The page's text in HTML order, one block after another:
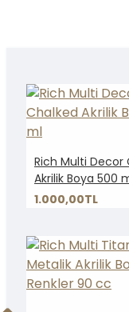
Rich Multi Decor
Akrilik Boya 500
1.000,00TL